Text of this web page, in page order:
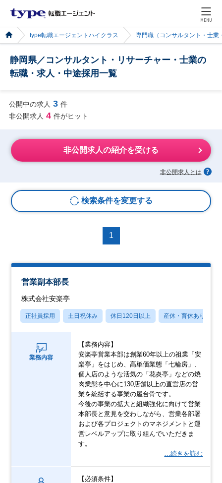
MENU
type転職エージェントハイクラス 専門職（コンサルタント・士業
静岡県／コンサルタント・リサーチャー・士業の
転職・求人・中途採用一覧
公開中の求人 3 件
非公開求人 4 件がヒット
非公開求人の紹介を受ける
非公開求人とは
検索条件を変更する
1
営業副本部長
株式会社安楽亭
正社員採用 土日祝休み 休日120日以上 産休・育休あり
業務内容
【業務内容】
安楽亭営業本部は創業60年以上の祖業「安
楽亭」をはじめ、高単価業態「七輪房」、
個人店のような活気の「花炎亭」などの焼
肉業態を中心に130店舗以上の直営店の営
業を統括する事業の屋台骨です。
今後の事業の拡大と組織強化に向けて営業
本部長と意見を交わしながら、営業各部署
および各プロジェクトのマネジメントと運
営レベルアップに取り組んでいただきま
す。
…続きを読む
【必須条件】